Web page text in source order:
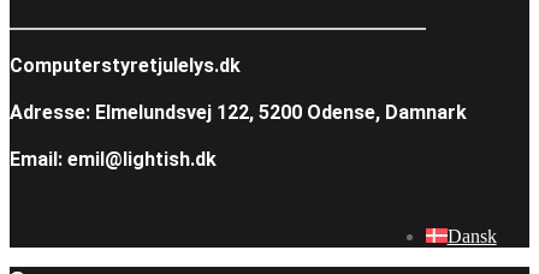
Computerstyretjulelys.dk
Adresse: Elmelundsvej 122, 5200 Odense, Damnark
Email: emil@lightish.dk
Dansk